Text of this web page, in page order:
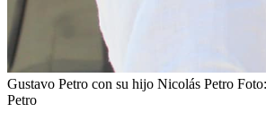
Gustavo Petro con su hijo Nicolás Petro Foto:
Petro